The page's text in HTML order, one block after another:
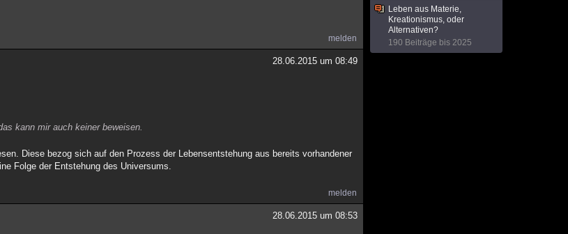
melden
28.06.2015 um 08:49
kann mir auch keiner beweisen.
Diese bezog sich auf den Prozess der Lebensentstehung aus bereits vorhandener
Folge der Entstehung des Universums.
melden
28.06.2015 um 08:53
Leben aus Materie,
Kreationismus, oder
Alternativen?
190 Beiträge bis 2025